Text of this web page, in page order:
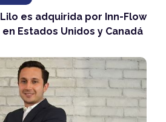
es adquirida por Inn-Flow
Estados Unidos y Canadá